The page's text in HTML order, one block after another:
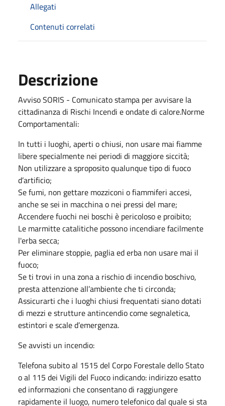
Allegati
Contenuti correlati
Descrizione
Avviso SORIS - Comunicato stampa per avvisare la
cittadinanza di Rischi Incendi e ondate di calore.Norme
Comportamentali:
In tutti i luoghi, aperti o chiusi, non usare mai fiamme
libere specialmente nei periodi di maggiore siccità;
Non utilizzare a sproposito qualunque tipo di fuoco
d’artificio;
Se fumi, non gettare mozziconi o fiammiferi accesi,
anche se sei in macchina o nei pressi del mare;
Accendere fuochi nei boschi è pericoloso e proibito;
Le marmitte catalitiche possono incendiare facilmente
l'erba secca;
Per eliminare stoppie, paglia ed erba non usare mai il
fuoco;
Se ti trovi in una zona a rischio di incendio boschivo,
presta attenzione all’ambiente che ti circonda;
Assicurarti che i luoghi chiusi frequentati siano dotati
di mezzi e strutture antincendio come segnaletica,
estintori e scale d’emergenza.
Se avvisti un incendio:
Telefona subito al 1515 del Corpo Forestale dello Stato
o al 115 dei Vigili del Fuoco indicando: indirizzo esatto
ed informazioni che consentano di raggiungere
rapidamente il luogo, numero telefonico dal quale si sta